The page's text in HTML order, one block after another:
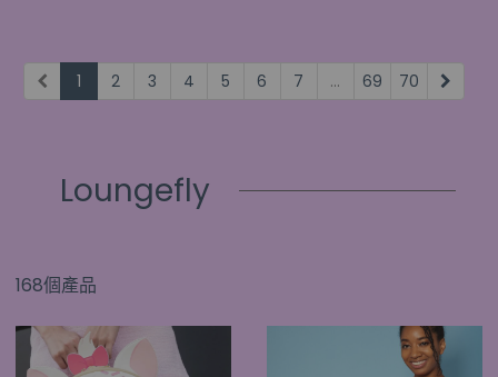
1 2 3 4 5 6 7 ... 69 70
Loungefly
168個產品